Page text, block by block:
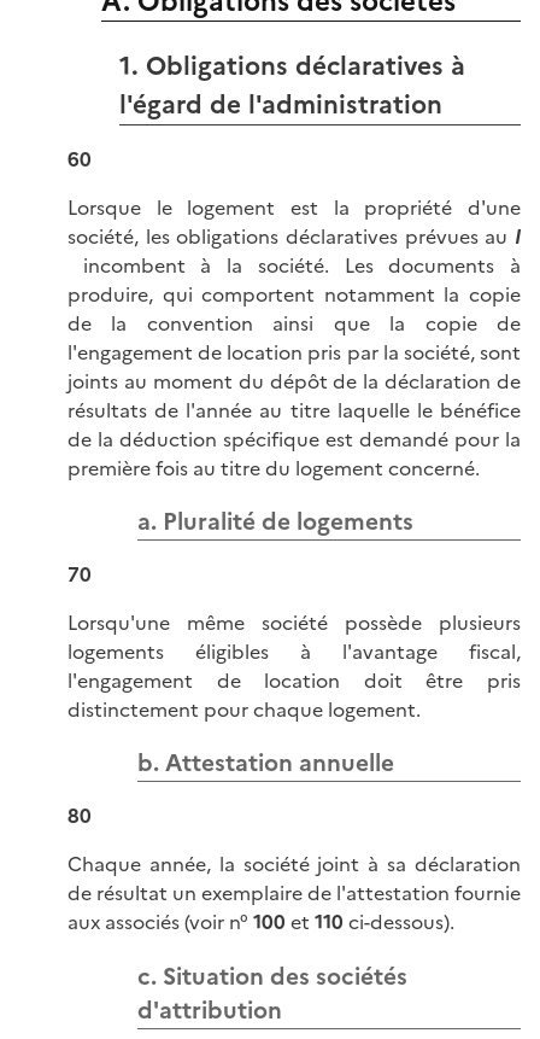
1. Obligations déclaratives à
l'égard de l'administration
60
Lorsque le logement est la propriété d'une
société, les obligations déclaratives prévues au I
incombent à la société. Les documents à
produire, qui comportent notamment la copie
de la convention ainsi que la copie de
l'engagement de location pris par la société, sont
joints au moment du dépôt de la déclaration de
résultats de l'année au titre laquelle le bénéfice
de la déduction spécifique est demandé pour la
première fois au titre du logement concerné.
a. Pluralité de logements
70
Lorsqu'une même société possède plusieurs
logements éligibles à l'avantage fiscal,
l'engagement de location doit être pris
distinctement pour chaque logement.
b. Attestation annuelle
80
Chaque année, la société joint à sa déclaration
de résultat un exemplaire de l'attestation fournie
aux associés (voir n° 100 et 110 ci-dessous).
c. Situation des sociétés
d'attribution